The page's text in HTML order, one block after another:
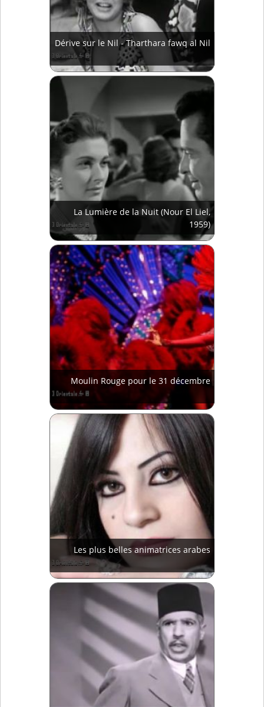
Dérive sur le Nil - Tharthara fawq al Nil
La Lumière de la Nuit (Nour El Liel,
1959)
Moulin Rouge pour le 31 décembre
Les plus belles animatrices arabes